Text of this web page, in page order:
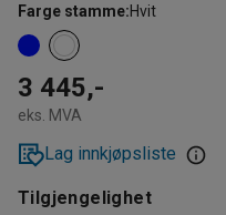
Farge stamme:Hvit
3 445,-
eks. MVA
Lag innkjøpsliste
Tilgjengelighet